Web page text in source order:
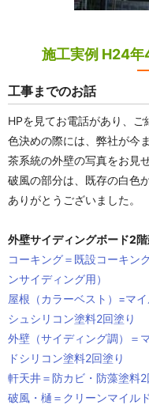
施工実例 H24年
工事までのお話
HPを見てお電話があり、
色決めの際には、弊社が今
茶系統の外壁の写真をお見
破風の部分は、既存の白色
ありがとうございました。
外壁サイディングボード2
コーキング＝既設コーキン
ンサイディング用）
屋根（カラーベスト）=マ
シュシリコン塗料2回塗り
外壁（サイディング調）＝
ドシリコン塗料2回塗り
軒天井＝防カビ・防藻塗料2
破風・樋＝クリーンマイル